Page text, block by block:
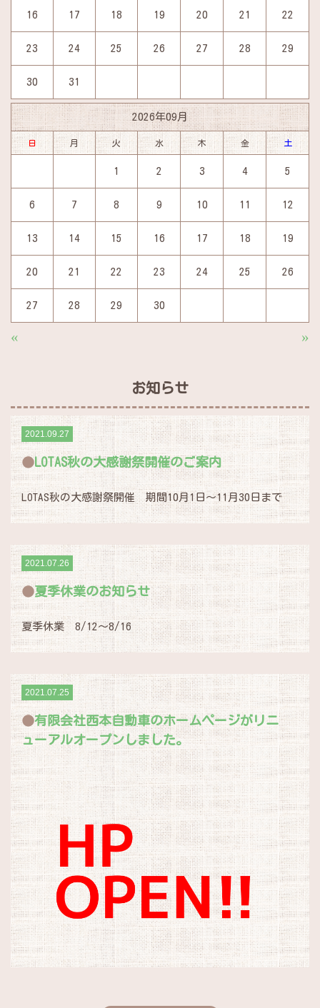
16 17 18 19 20 21 22
23 24 25 26 27 28 29
30 31
2026年09月
日 月 火 水 木 金 土
1 2 3 4 5
6 7 8 9 10 11 12
13 14 15 16 17 18 19
20 21 22 23 24 25 26
27 28 29 30
« »
お知らせ
2021.09.27
LOTAS秋の大感謝祭開催のご案内
LOTAS秋の大感謝祭開催 期間10月1日～11月30日まで
2021.07.26
夏季休業のお知らせ
夏季休業 8/12～8/16
2021.07.25
有限会社西本自動車のホームページがリニ
ューアルオープンしました。